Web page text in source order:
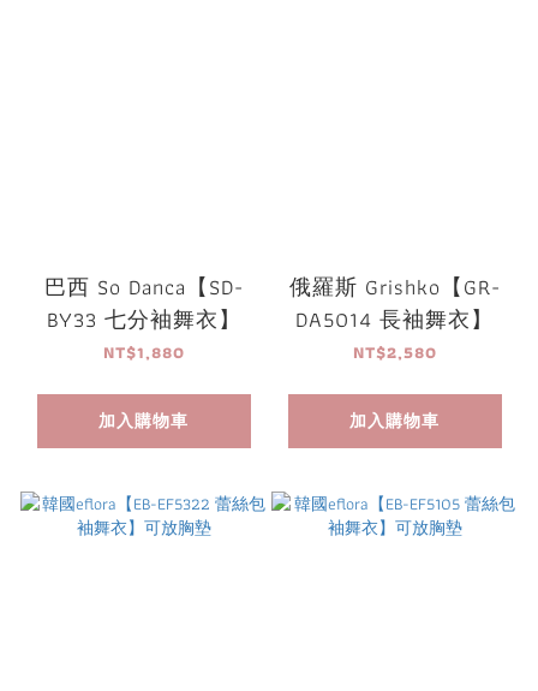
巴西 So Danca【SD-
BY33 七分袖舞衣】
NT$1,880
加入購物車
俄羅斯 Grishko【GR-
DA5014 長袖舞衣】
NT$2,580
加入購物車